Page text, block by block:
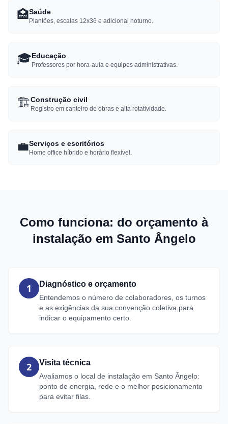
🏥Saúde
Plantões, escalas 12x36 e adicional noturno.
🎓Educação
Professores por hora-aula e equipes administrativas.
🏗️Construção civil
Registro em canteiro de obras e alta rotatividade.
💼Serviços e escritórios
Home office híbrido e horário flexível.
Como funciona: do orçamento à
instalação em Santo Ângelo
1 Diagnóstico e orçamento
Entendemos o número de colaboradores, os turnos
e as exigências da sua convenção coletiva para
indicar o equipamento certo.
2 Visita técnica
Avaliamos o local de instalação em Santo Ângelo:
ponto de energia, rede e o melhor posicionamento
para evitar filas.